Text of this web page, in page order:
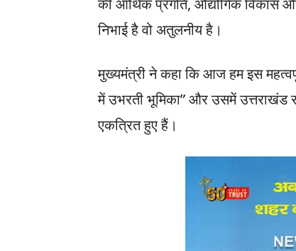
निभाई है वो अतुलनीय है।
मुख्यमंत्री ने कहा कि आज हम इस
में उभरती भूमिका” और उसमें उत्तराखंड
एकत्रित हुए हैं।